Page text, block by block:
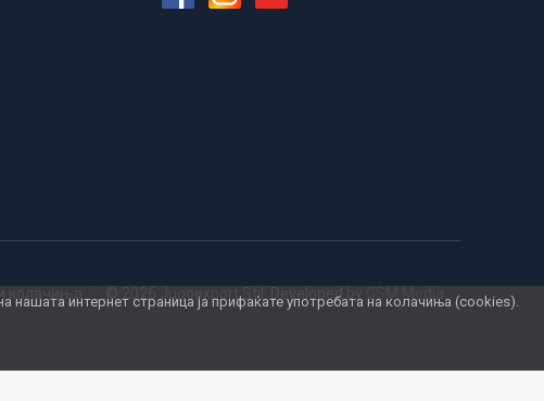
© 2026 Jugoexport Stil. Developed by
интернет страница ја прифаќате употребата на колачиња (cookies).